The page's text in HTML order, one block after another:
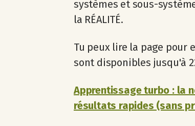
systèmes et sous-
la RÉALITÉ.
Tu peux lire la page pour
sont disponibles jusqu'à
Apprentissage turbo : la
résultats rapides (sans